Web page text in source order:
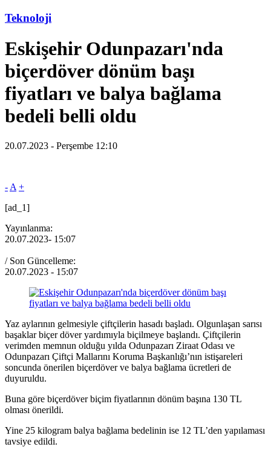
Teknoloji
Eskişehir Odunpazarı'nda
biçerdöver dönüm başı
fiyatları ve balya bağlama
bedeli belli oldu
20.07.2023 - Perşembe 12:10
- A +
[ad_1]
Yayınlanma:
20.07.2023- 15:07
/ Son Güncelleme:
20.07.2023 - 15:07
Yaz aylarının gelmesiyle çiftçilerin hasadı başladı. Olgunlaşan sarısı
başaklar biçer döver yardımıyla biçilmeye başlandı. Çiftçilerin
verimden memnun olduğu yılda Odunpazarı Ziraat Odası ve
Odunpazarı Çiftçi Mallarını Koruma Başkanlığı’nın istişareleri
soncunda önerilen biçerdöver ve balya bağlama ücretleri de
duyuruldu.
Buna göre biçerdöver biçim fiyatlarının dönüm başına 130 TL
olması önerildi.
Yine 25 kilogram balya bağlama bedelinin ise 12 TL’den yapılaması
tavsiye edildi.